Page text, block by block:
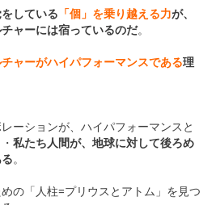
している 「個」を乗り越える力が、
ャーには宿っているのだ。
ャーがハイパフォーマンスである理
ーションが、ハイパフォーマンスと
私たち人間が、地球に対して後ろめ
。
の「人柱=プリウスとアトム」を見つ